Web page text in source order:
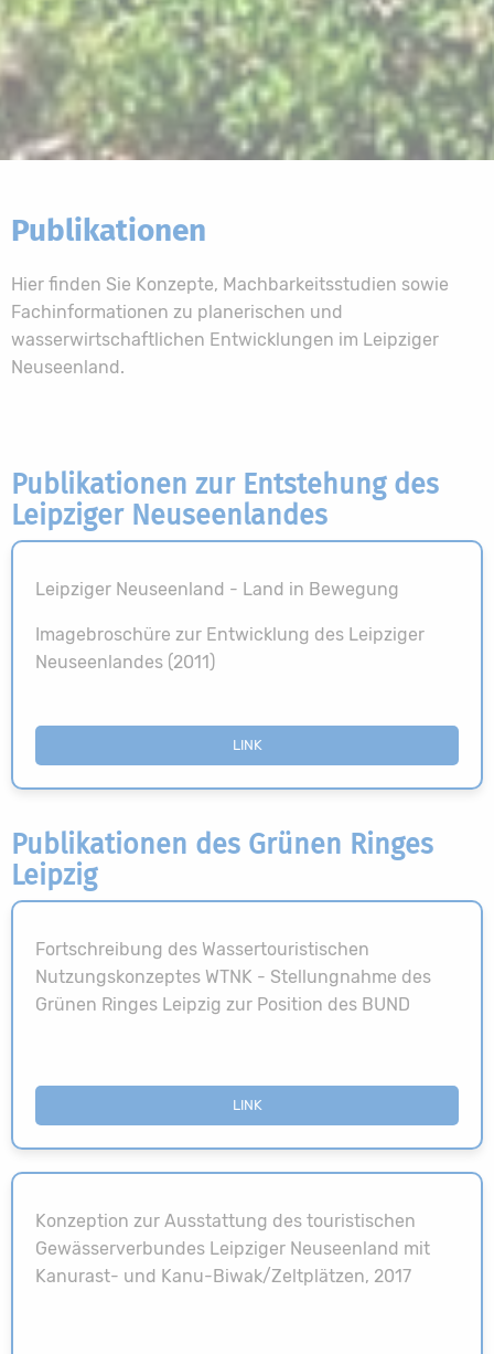
Publikationen
Hier finden Sie Konzepte, Machbarkeitsstudien sowie
Fachinformationen zu planerischen und
wasserwirtschaftlichen Entwicklungen im Leipziger
Neuseenland.
Publikationen zur Entstehung des
Leipziger Neuseenlandes
Leipziger Neuseenland - Land in Bewegung
Imagebroschüre zur Entwicklung des Leipziger
Neuseenlandes (2011)
LINK
Publikationen des Grünen Ringes
Leipzig
Fortschreibung des Wassertouristischen
Nutzungskonzeptes WTNK - Stellungnahme des
Grünen Ringes Leipzig zur Position des BUND
LINK
Konzeption zur Ausstattung des touristischen
Gewässerverbundes Leipziger Neuseenland mit
Kanurast- und Kanu-Biwak/Zeltplätzen, 2017